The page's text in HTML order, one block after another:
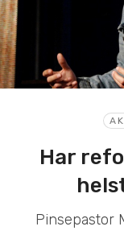
Har
Pinsepastor